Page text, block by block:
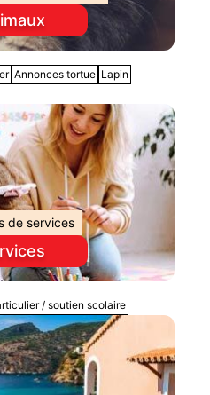
Annonces tortue Lapin
de services
/ soutien scolaire